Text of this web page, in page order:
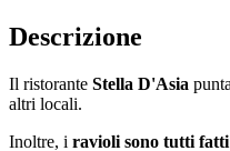
Descrizione
Il ristorante Stella D'Asia
altri locali.
Inoltre, i ravioli sono tutti